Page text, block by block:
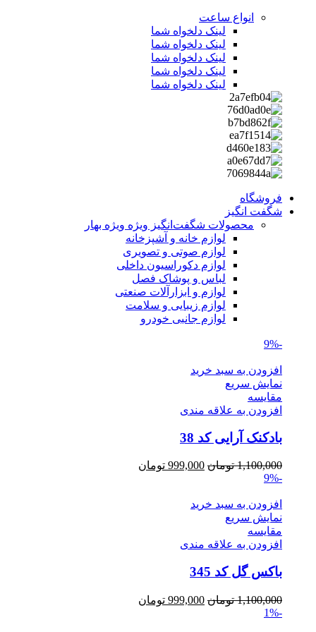
انواع ساعت
لینک دلخواه شما
لینک دلخواه شما
لینک دلخواه شما
لینک دلخواه شما
لینک دلخواه شما
فروشگاه
شگفت انگیز
محصولات شگفت‌انگیز ویژه ویژه بهار
لوازم خانه و آشپزخانه
لوازم صوتی و تصویری
لوازم دکوراسیون داخلی
لباس و پوشاک فصل
لوازم و ابزارآلات صنعتی
لوازم زیبایی و سلامت
لوازم جانبی خودرو
-9%
افزودن به سبد خرید
نمایش سریع
مقايسه
افزودن به علاقه مندی
بادکنک آرایی کد 38
1,100,000 تومان Original
1,100,000 تومان.
999,000 تومان
-9%
افزودن به سبد خرید
نمایش سریع
مقايسه
افزودن به علاقه مندی
باکس گل کد 345
1,100,000 تومان Original
999,000 تومان
-1%